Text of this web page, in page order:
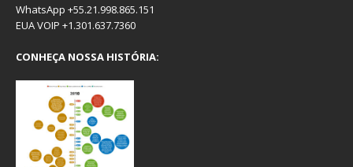
WhatsApp +55.21.998.865.151
EUA VOIP +1.301.637.7360
CONHEÇA NOSSA HISTÓRIA: